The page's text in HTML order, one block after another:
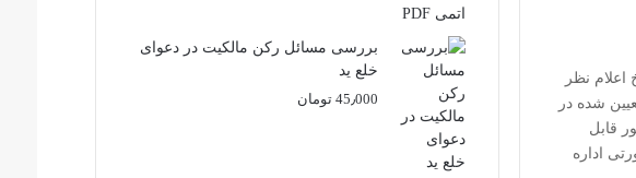
اعلام نظر
شده در
قابل
1402-76-456ح متن نظریه مشورتی اداره
بررسی مسائل رکن مالکیت در دعوای
خلع ید
45٫000 تومان